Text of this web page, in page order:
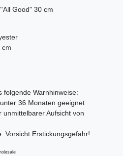
Good" 30 cm
cm
folgende Warnhinweise:
36 Monaten geeignet
Aufsicht von
Vorsicht Erstickungsgefahr!